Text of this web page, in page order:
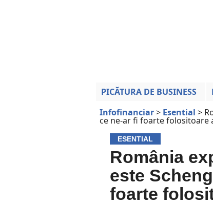
PICĂTURA DE BUSINESS
Infofinanciar> Esential >
ce ne-ar fi foarte folositoare
ESENTIAL
România
este
foarte